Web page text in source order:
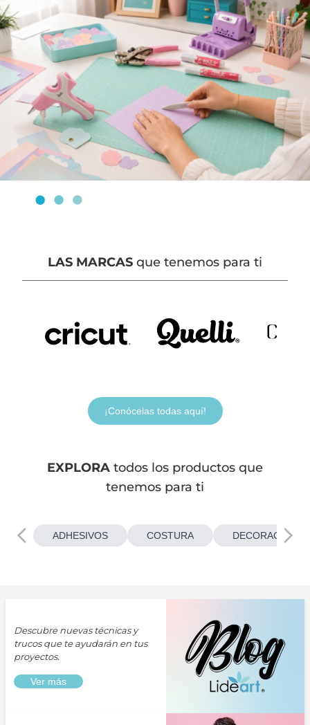
LAS MARCAS que tenemos para ti
¡Conócelas todas aquí!
EXPLORA todos los productos que
tenemos para ti
ADHESIVOS COSTURA
Descubre nuevas técnicas y
trucos que te ayudarán en tus
proyectos.
Ver más